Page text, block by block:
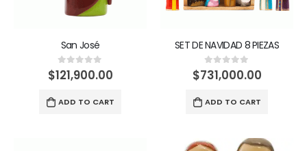
San José
0out of 5
$121,900.00
ADD TO CART
SET DE NAVIDAD 8 PIEZAS
0out of 5
$731,000.00
ADD TO CART